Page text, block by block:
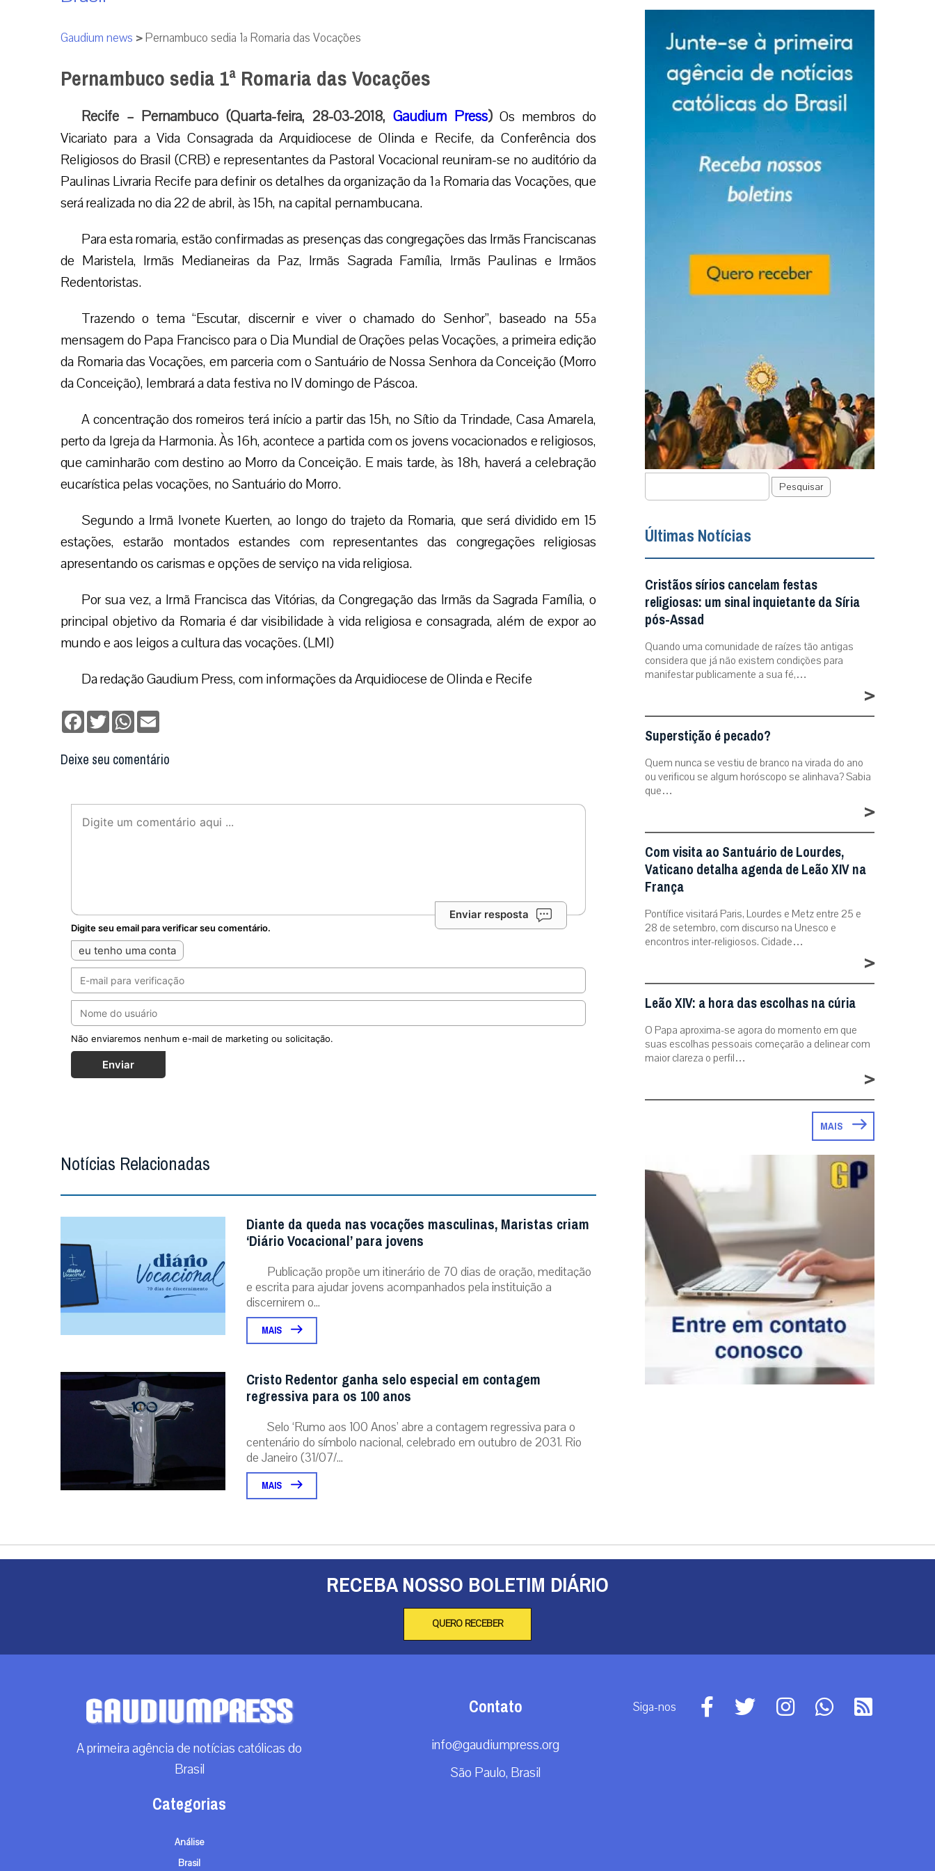
Gaudium news >Pernambuco sedia 1ª Romaria das Vocações
Pernambuco sedia 1ª Romaria das Vocações
Recife – Pernambuco (Quarta-feira, 28-03-2018, Gaudium Press) Os membros do
Vicariato para a Vida Consagrada da Arquidiocese de Olinda e Recife, da Conferência dos
Religiosos do Brasil (CRB) e representantes da Pastoral Vocacional reuniram-se no auditório da
Paulinas Livraria Recife para definir os detalhes da organização da 1ª Romaria das Vocações, que
será realizada no dia 22 de abril, às 15h, na capital pernambucana.
Para esta romaria, estão confirmadas as presenças das congregações das Irmãs Franciscanas
de Maristela, Irmãs Medianeiras da Paz, Irmãs Sagrada Família, Irmãs Paulinas e Irmãos
Redentoristas.
Trazendo o tema “Escutar, discernir e viver o chamado do Senhor”, baseado na 55ª
mensagem do Papa Francisco para o Dia Mundial de Orações pelas Vocações, a primeira edição
da Romaria das Vocações, em parceria com o Santuário de Nossa Senhora da Conceição (Morro
da Conceição), lembrará a data festiva no IV domingo de Páscoa.
A concentração dos romeiros terá início a partir das 15h, no Sítio da Trindade, Casa Amarela,
perto da Igreja da Harmonia. Às 16h, acontece a partida com os jovens vocacionados e religiosos,
que caminharão com destino ao Morro da Conceição. E mais tarde, às 18h, haverá a celebração
eucarística pelas vocações, no Santuário do Morro.
Segundo a Irmã Ivonete Kuerten, ao longo do trajeto da Romaria, que será dividido em 15
estações, estarão montados estandes com representantes das congregações religiosas
apresentando os carismas e opções de serviço na vida religiosa.
Por sua vez, a Irmã Francisca das Vitórias, da Congregação das Irmãs da Sagrada Família, o
principal objetivo da Romaria é dar visibilidade à vida religiosa e consagrada, além de expor ao
mundo e aos leigos a cultura das vocações. (LMI)
Da redação Gaudium Press, com informações da Arquidiocese de Olinda e Recife
Facebook
TwitterWhatsApp
Deixe seu comentário
Enviar resposta
Digite seu email para verificar seu comentário.
eu tenho uma conta
Não enviaremos nenhum e-mail de marketing ou solicitação.
Enviar
Notícias Relacionadas
Diante da queda nas vocações masculinas, Maristas criam
‘Diário Vocacional’ para jovens
Publicação propõe um itinerário de 70 dias de oração, meditação
e escrita para ajudar jovens acompanhados pela instituição a
discernirem o...
MAIS
Cristo Redentor ganha selo especial em contagem
regressiva para os 100 anos
Selo ‘Rumo aos 100 Anos’ abre a contagem regressiva para o
centenário do símbolo nacional, celebrado em outubro de 2031. Rio
de Janeiro (31/07/...
MAIS
Pesquisar
Últimas Notícias
Cristãos sírios cancelam festas
religiosas: um sinal inquietante da Síria
pós-Assad
Quando uma comunidade de raízes tão antigas
considera que já não existem condições para
manifestar publicamente a sua fé,…
>
Superstição é pecado?
Quem nunca se vestiu de branco na virada do ano
ou verificou se algum horóscopo se alinhava? Sabia
que…
>
Com visita ao Santuário de Lourdes,
Vaticano detalha agenda de Leão XIV na
França
Pontífice visitará Paris, Lourdes e Metz entre 25 e
28 de setembro, com discurso na Unesco e
encontros inter-religiosos. Cidade…
>
Leão XIV: a hora das escolhas na cúria
O Papa aproxima-se agora do momento em que
suas escolhas pessoais começarão a delinear com
maior clareza o perfil…
>
MAIS
RECEBA NOSSO BOLETIM DIÁRIO
QUERO RECEBER
A primeira agência de notícias católicas do
Brasil
Categorias
Análise
Brasil
Contato
info@gaudiumpress.org
São Paulo, Brasil
Siga-nos